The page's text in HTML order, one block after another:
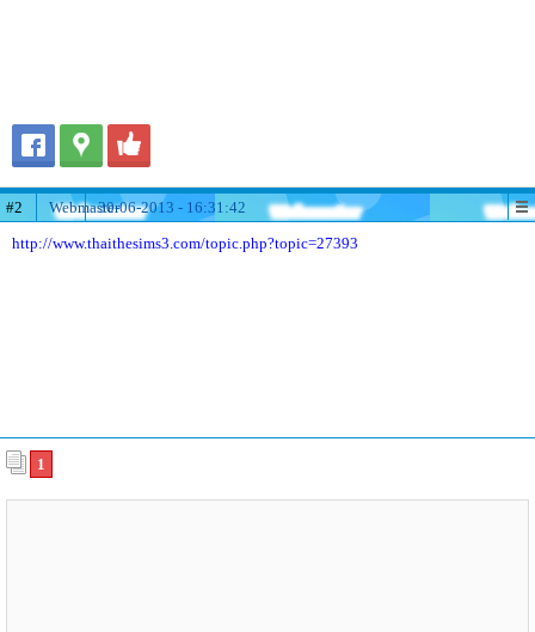
#2 Webmaster30-06-2013 - 16:31:42
http://www.thaithesims3.com/topic.php?topic=27393
1